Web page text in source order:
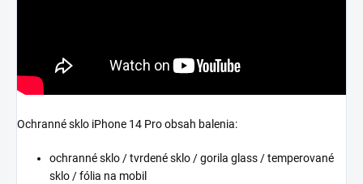
Ochranné sklo iPhone 14 Pro obsah balenia:
ochranné sklo / tvrdené sklo / gorila glass / temperované
sklo / fólia na mobil